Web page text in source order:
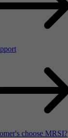
choose MRSI?